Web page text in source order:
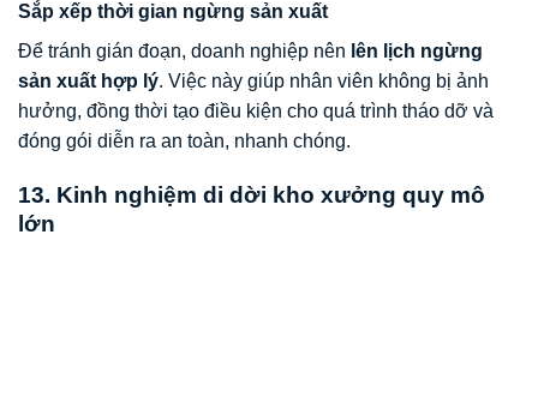
Sắp xếp thời gian ngừng sản xuất
Để tránh gián đoạn, doanh nghiệp nên lên lịch ngừng
sản xuất hợp lý. Việc này giúp nhân viên không bị ảnh
hưởng, đồng thời tạo điều kiện cho quá trình tháo dỡ và
đóng gói diễn ra an toàn, nhanh chóng.
13. Kinh nghiệm di dời kho xưởng quy mô
lớn